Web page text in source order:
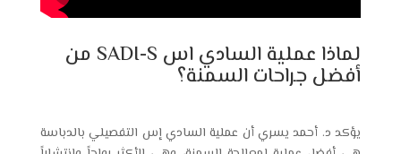
لماذا عملية السادي اس SADI-S من
أفضل جراحات السمنة؟
يؤكد د. أحمد يسري أن عملية السادي إس التفصيلي بالدباسة